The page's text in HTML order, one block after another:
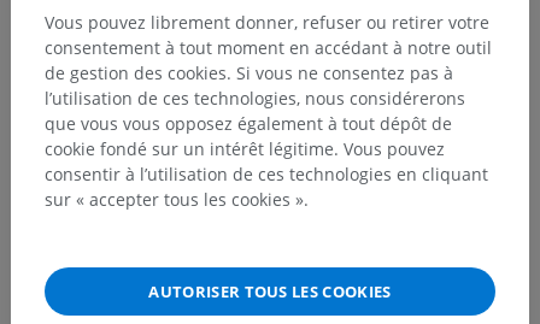
Vous pouvez librement donner, refuser ou retirer votre
consentement à tout moment en accédant à notre outil
de gestion des cookies. Si vous ne consentez pas à
l’utilisation de ces technologies, nous considérerons
que vous vous opposez également à tout dépôt de
cookie fondé sur un intérêt légitime. Vous pouvez
consentir à l’utilisation de ces technologies en cliquant
sur « accepter tous les cookies ».
AUTORISER TOUS LES COOKIES